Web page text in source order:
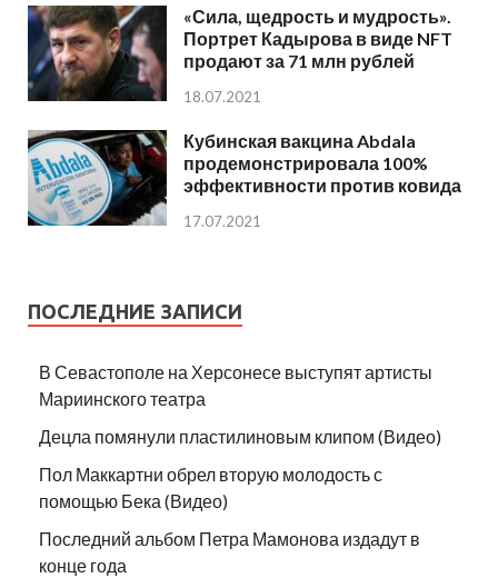
«Сила, щедрость и мудрость».
Портрет Кадырова в виде NFT
продают за 71 млн рублей
18.07.2021
Кубинская вакцина Abdala
продемонстрировала 100%
эффективности против ковида
17.07.2021
ПОСЛЕДНИЕ ЗАПИСИ
В Севастополе на Херсонесе выступят артисты
Мариинского театра
Децла помянули пластилиновым клипом (Видео)
Пол Маккартни обрел вторую молодость с
помощью Бека (Видео)
Последний альбом Петра Мамонова издадут в
конце года